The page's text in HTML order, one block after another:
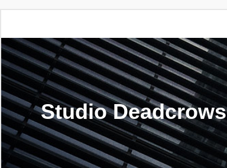
Studio Deadcrows